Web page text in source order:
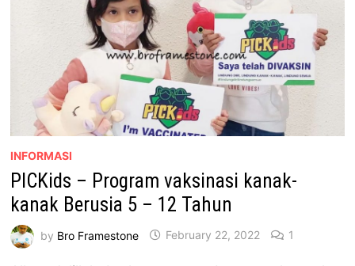
INFORMASI
PICKids – Program vaksinasi kanak-
kanak Berusia 5 – 12 Tahun
by Bro Framestone February 22, 2022 1